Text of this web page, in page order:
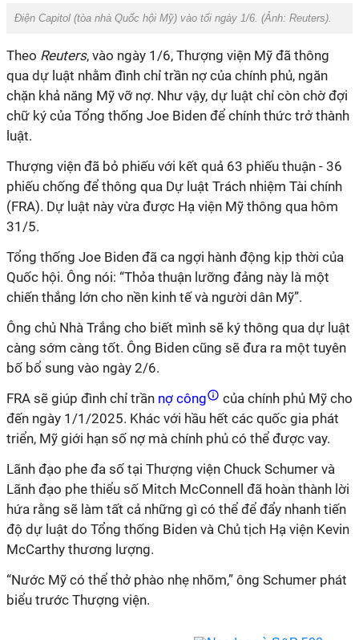
Điện Capitol (tòa nhà Quốc hội Mỹ) vào tối ngày 1/6. (Ảnh: Reuters).
Theo Reuters, vào ngày 1/6, Thượng viện Mỹ đã thông
qua dự luật nhằm đình chỉ trần nợ của chính phủ, ngăn
chặn khả năng Mỹ vỡ nợ. Như vậy, dự luật chỉ còn chờ đợi
chữ ký của Tổng thống Joe Biden để chính thức trở thành
luật.
Thượng viện đã bỏ phiếu với kết quả 63 phiếu thuận - 36
phiếu chống để thông qua Dự luật Trách nhiệm Tài chính
(FRA). Dự luật này vừa được Hạ viện Mỹ thông qua hôm
31/5.
Tổng thống Joe Biden đã ca ngợi hành động kịp thời của
Quốc hội. Ông nói: “Thỏa thuận lưỡng đảng này là một
chiến thắng lớn cho nền kinh tế và người dân Mỹ”.
Ông chủ Nhà Trắng cho biết mình sẽ ký thông qua dự luật
càng sớm càng tốt. Ông Biden cũng sẽ đưa ra một tuyên
bố bổ sung vào ngày 2/6.
FRA sẽ giúp đình chỉ trần nợ công
của chính phủ Mỹ cho
đến ngày 1/1/2025. Khác với hầu hết các quốc gia phát
triển, Mỹ giới hạn số nợ mà chính phủ có thể được vay.
Lãnh đạo phe đa số tại Thượng viện Chuck Schumer và
Lãnh đạo phe thiểu số Mitch McConnell đã hoàn thành lời
hứa rằng sẽ làm tất cả những gì có thể để đẩy nhanh tiến
độ dự luật do Tổng thống Biden và Chủ tịch Hạ viện Kevin
McCarthy thương lượng.
“Nước Mỹ có thể thở phào nhẹ nhõm,” ông Schumer phát
biểu trước Thượng viện.